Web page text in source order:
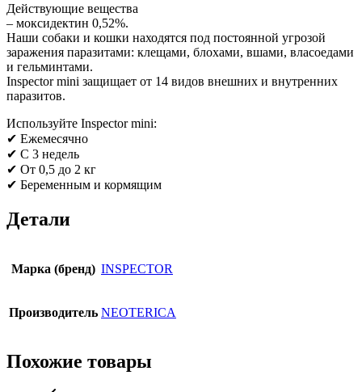
Действующие вещества
– моксидектин 0,52%.
Наши собаки и кошки находятся под постоянной угрозой
заражения паразитами: клещами, блохами, вшами, власоедами
и гельминтами.
Inspector mini защищает от 14 видов внешних и внутренних
паразитов.
Используйте Inspector mini:
✔ Ежемесячно
✔ С 3 недель
✔ От 0,5 до 2 кг
✔ Беременным и кормящим
Детали
Марка (бренд) INSPECTOR
Производитель NEOTERICA
Похожие товары